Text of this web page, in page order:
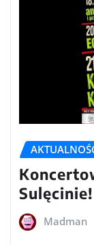
Sulęcinie!
Madman